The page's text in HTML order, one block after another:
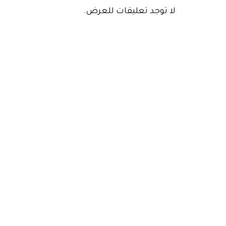
لا توجد تعليقات للعرض.